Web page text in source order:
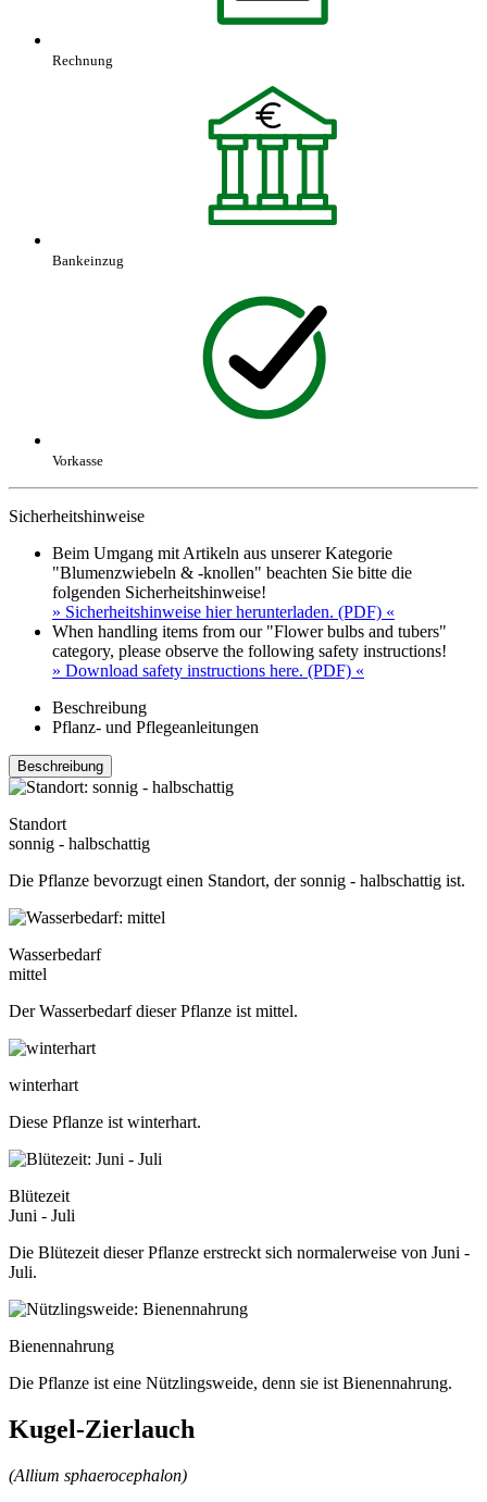
Rechnung
Bankeinzug
Vorkasse
Sicherheitshinweise
Beim Umgang mit Artikeln aus unserer Kategorie
"Blumenzwiebeln & -knollen" beachten Sie bitte die
folgenden Sicherheitshinweise!
» Sicherheitshinweise hier herunterladen. (PDF) «
When handling items from our "Flower bulbs and tubers"
category, please observe the following safety instructions!
» Download safety instructions here. (PDF) «
Beschreibung
Pflanz- und Pflegeanleitungen
Beschreibung
Standort
sonnig - halbschattig
Die Pflanze bevorzugt einen Standort, der sonnig - halbschattig ist.
Wasserbedarf
mittel
Der Wasserbedarf dieser Pflanze ist mittel.
winterhart
Diese Pflanze ist winterhart.
Blütezeit
Juni - Juli
Die Blütezeit dieser Pflanze erstreckt sich normalerweise von Juni -
Juli.
Bienennahrung
Die Pflanze ist eine Nützlingsweide, denn sie ist Bienennahrung.
Kugel-Zierlauch
(Allium sphaerocephalon)